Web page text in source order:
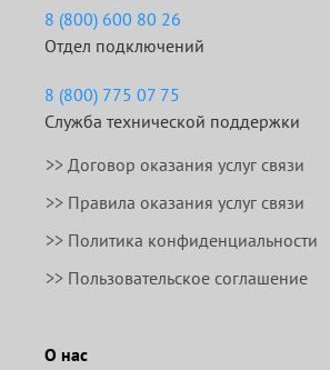
8 (800) 600 80 26
Отдел подключений
8 (800) 775 07 75
Служба технической поддержки
>> Договор оказания услуг связи
>> Правила оказания услуг связи
>> Политика конфиденциальности
>> Пользовательское соглашение
О нас